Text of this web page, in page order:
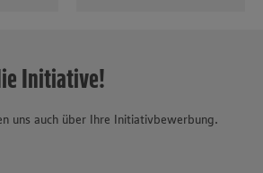
Initiative!
uns auch über Ihre Initiativbewerbung.